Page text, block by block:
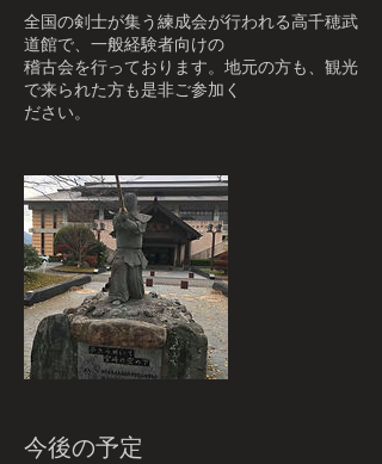
全国の剣士が集う練成会が行われる高千穂武
道館で、一般経験者向けの
稽古会を行っております。地元の方も、観光
で来られた方も是非ご参加く
ださい。
今後の予定